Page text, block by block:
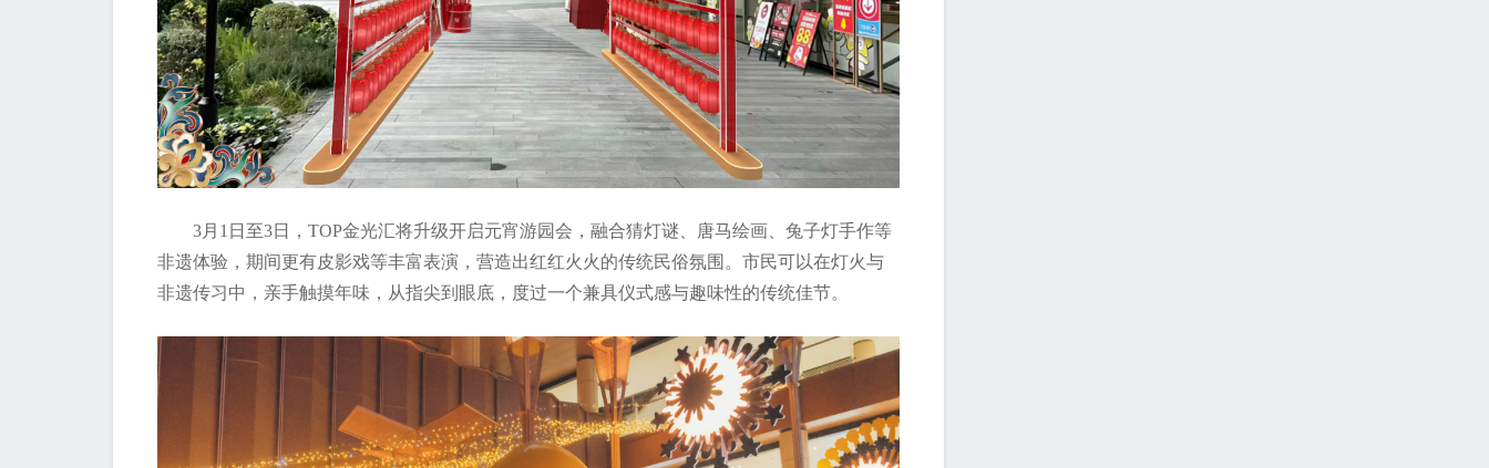
3月1日至3日，TOP金光汇将升级开启元宵游园会，融合猜灯谜、唐马绘画、兔子灯手作等
非遗体验，期间更有皮影戏等丰富表演，营造出红红火火的传统民俗氛围。市民可以在灯火与
非遗传习中，亲手触摸年味，从指尖到眼底，度过一个兼具仪式感与趣味性的传统佳节。